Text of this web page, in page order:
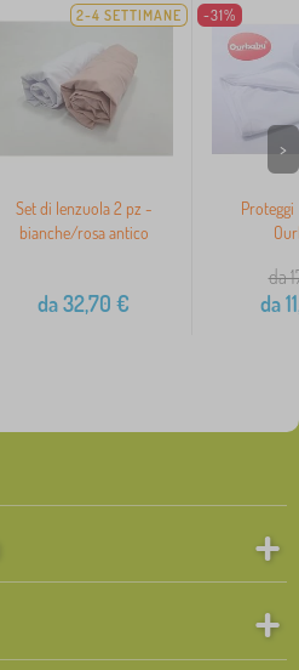
2-4 SETTIMANE
Set di lenzuola 2 pz -
bianche/rosa antico
da32,70 €
-31%
Proteggi
da
da
>